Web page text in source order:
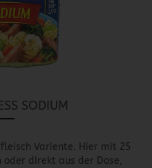
SODIUM
Variente. Hier mit 25
direkt aus der Dose,